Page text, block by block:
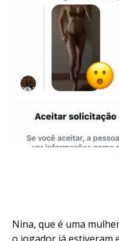
Nina, que é uma